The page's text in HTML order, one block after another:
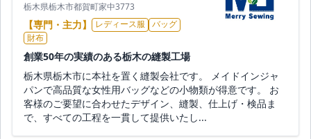
栃木県栃木市都賀町家中3773
【専門・主力】 レディース服
バッグ
財布
創業50年の実績のある栃木の縫製工場
栃木県栃木市に本社を置く縫製会社です。 メイドインジャ
パンで高品質な女性用バッグなどの小物類が得意です。 お
客様のご要望に合わせたデザイン、縫製、仕上げ・検品ま
で、すべての工程を一貫して提供いたし...